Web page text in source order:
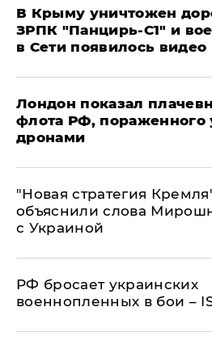
В Крыму уничтожен
ЗРПК "Панцирь-С1" и
в Сети появилось видео
Лондон показал
флота РФ, пораженного
дронами
"Новая стратегия
объяснили слова
с Украиной
РФ бросает украинских
военнопленных в бои –